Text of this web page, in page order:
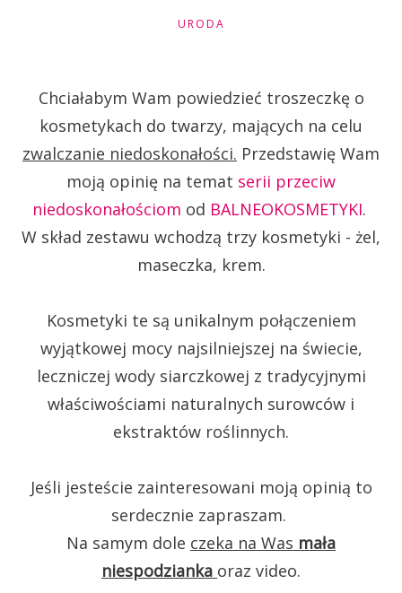
URODA
Chciałabym Wam powiedzieć troszeczkę o
kosmetykach do twarzy, mających na celu
zwalczanie niedoskonałości. Przedstawię Wam
moją opinię na temat serii przeciw
niedoskonałościom od BALNEOKOSMETYKI.
W skład zestawu wchodzą trzy kosmetyki - żel,
maseczka, krem.
Kosmetyki te są unikalnym połączeniem
wyjątkowej mocy najsilniejszej na świecie,
leczniczej wody siarczkowej z tradycyjnymi
właściwościami naturalnych surowców i
ekstraktów roślinnych.
Jeśli jesteście zainteresowani moją opinią to
serdecznie zapraszam.
Na samym dole czeka na Was mała
niespodzianka oraz video.